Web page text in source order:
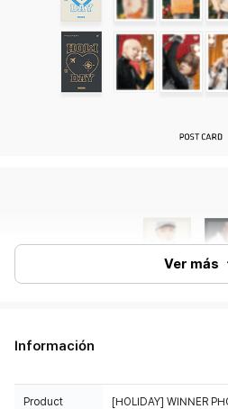
Ver más
Información
Product
[HOLIDAY] WINNER